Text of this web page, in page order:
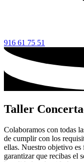
916 61 75 51
Taller
Colaboramos con todas
de cumplir con los
ellas. Nuestro objetivo
garantizar que recibas el